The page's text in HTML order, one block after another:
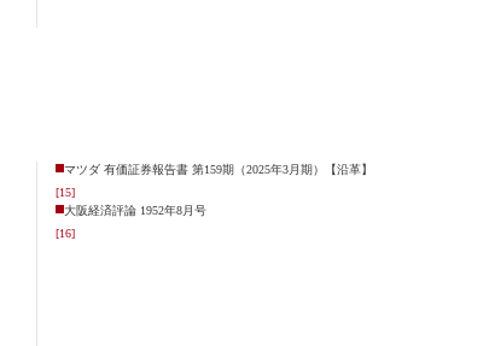
マツダ 有価証券報告書 第159期（2025年3月期）【沿革】
[15]
大阪経済評論 1952年8月号
[16]